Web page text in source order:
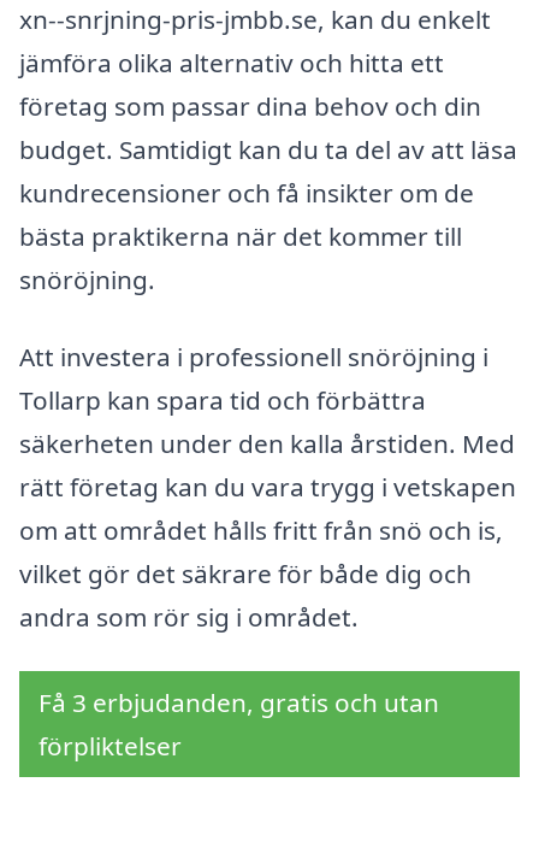
xn--snrjning-pris-jmbb.se, kan du enkelt
jämföra olika alternativ och hitta ett
företag som passar dina behov och din
budget. Samtidigt kan du ta del av att läsa
kundrecensioner och få insikter om de
bästa praktikerna när det kommer till
snöröjning.
Att investera i professionell snöröjning i
Tollarp kan spara tid och förbättra
säkerheten under den kalla årstiden. Med
rätt företag kan du vara trygg i vetskapen
om att området hålls fritt från snö och is,
vilket gör det säkrare för både dig och
andra som rör sig i området.
Få 3 erbjudanden, gratis och utan
förpliktelser